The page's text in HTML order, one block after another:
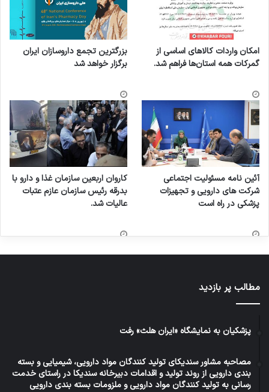
امکان واردات کالاهای اساسی از
گمرکات همه استان‌ها فراهم شد.
بزرگترین تجمع داروسازان ایران
برگزار خواهد شد
آئین نامه مسئولیت اجتماعی
شرکت های دارویی و تجهیزات
پزشکی در راه است
کاروان اربعین سازمان غذا و دارو با
بدرقه رئیس سازمان عازم عتبات
عالیات شد.
مطالب پر بازدید
پزشکیان به نمایشگاه «ایران هلث» رفت
مصاحبه مشاور سندیکای تولید کنندگان مواد دارویی، شیمیایی و بسته
بندی دارویی از روند تولید و اقدامات دبیرخانه سندیکا در راستای خدمت
رسانی به تولید کنندگان مواد دارویی و ملزومات بسته بندی دارویی